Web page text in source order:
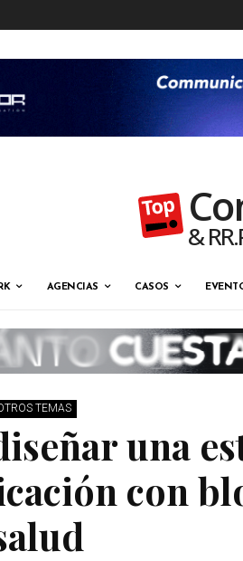
&
AGENCIAS CASOS
TEMAS
una
con